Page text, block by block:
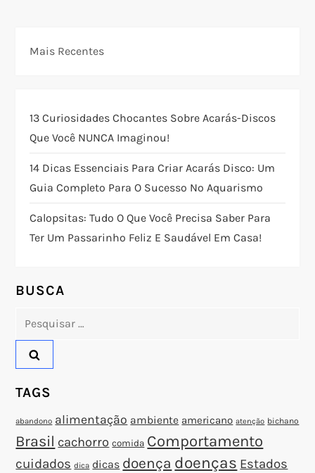
g
ç
ã
o
d
e
P
o
s
t
Mais Recentes
13 Curiosidades Chocantes Sobre Acarás-Discos
Que Você NUNCA Imaginou!
14 Dicas Essenciais Para Criar Acarás Disco: Um
Guia Completo Para O Sucesso No Aquarismo
Calopsitas: Tudo O Que Você Precisa Saber Para
Ter Um Passarinho Feliz E Saudável Em Casa!
BUSCA
Pesquisar
TAGS
abandono alimentação ambiente americano atenção bichano
Brasil cachorro comida Comportamento
cuidados dica dicas doença doenças Estados